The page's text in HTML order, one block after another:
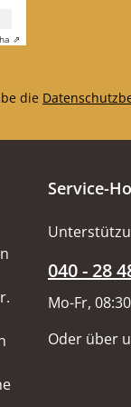
der
⇗
die
Service-
040 - 28
Mo-Fr,
Oder über